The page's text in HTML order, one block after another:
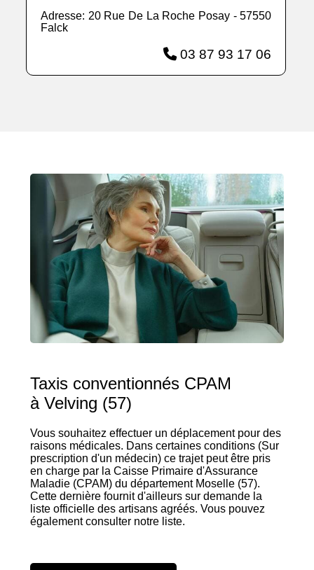
Adresse: 20 Rue De La Roche Posay - 57550
Falck
03 87 93 17 06
Taxis conventionnés CPAM
à Velving (57)
Vous souhaitez effectuer un déplacement pour des
raisons médicales. Dans certaines conditions (Sur
prescription d'un médecin) ce trajet peut être pris
en charge par la Caisse Primaire d'Assurance
Maladie (CPAM) du département Moselle (57).
Cette dernière fournit d'ailleurs sur demande la
liste officielle des artisans agréés. Vous pouvez
également consulter notre liste.